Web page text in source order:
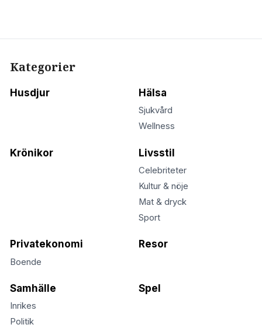
Kategorier
Husdjur Hälsa
Sjukvård
Wellness
Krönikor Livsstil
Celebriteter
Kultur & nöje
Mat & dryck
Sport
Privatekonomi
Boende
Resor
Samhälle
Inrikes
Politik
Spel